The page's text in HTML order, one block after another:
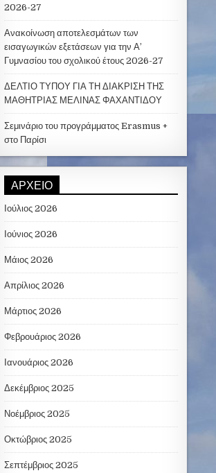
2026-27
Ανακοίνωση αποτελεσμάτων των
εισαγωγικών εξετάσεων για την Α’
Γυμνασίου του σχολικού έτους 2026-27
ΔΕΛΤΙΟ ΤΥΠΟΥ ΓΙΑ ΤΗ ΔΙΑΚΡΙΣΗ ΤΗΣ
ΜΑΘΗΤΡΙΑΣ ΜΕΛΙΝΑΣ ΦΑΧΑΝΤΙΔΟΥ
Σεμινάριο του προγράμματος Erasmus +
στο Παρίσι
ΑΡΧΕΊΟ
Ιούλιος 2026
Ιούνιος 2026
Μάιος 2026
Απρίλιος 2026
Μάρτιος 2026
Φεβρουάριος 2026
Ιανουάριος 2026
Δεκέμβριος 2025
Νοέμβριος 2025
Οκτώβριος 2025
Σεπτέμβριος 2025